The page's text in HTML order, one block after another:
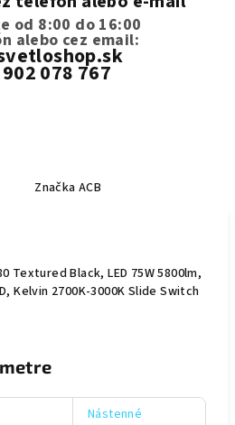
od 8:00 do 16:00
alebo cez email:
078 767
Značka ACB
Textured Black, LED 75W 5800lm,
Kelvin 2700K-3000K Slide Switch
Nástenné